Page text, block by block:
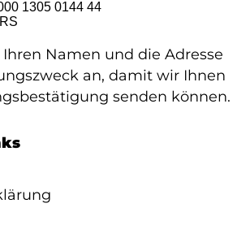
1305 0144 44
Namen und die Adresse
an, damit wir Ihnen
senden können.